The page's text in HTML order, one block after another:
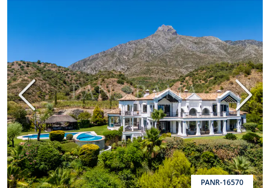
PANR-16570
Anterior